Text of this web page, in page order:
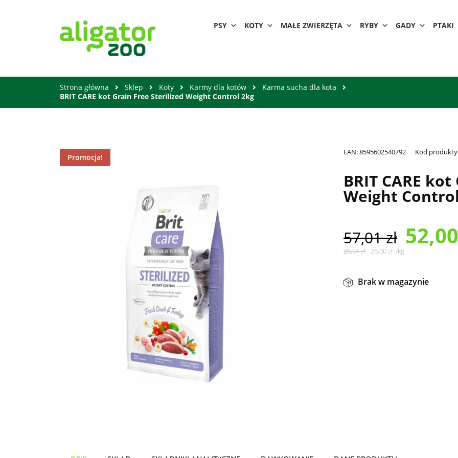
PSY KOTY MAŁE ZWIERZĘTA RYBY GADY PTAKI
Strona główna Sklep Koty Karmy dla kotów
Karma sucha dla kota
BRIT CARE kot Grain Free Sterilized Weight Control 2kg
Promocja!
EAN:8595602540792 Kod
BRIT CARE
Weight
57,01zł
28,51zł 26,00zł /kg
Brak w magazynie